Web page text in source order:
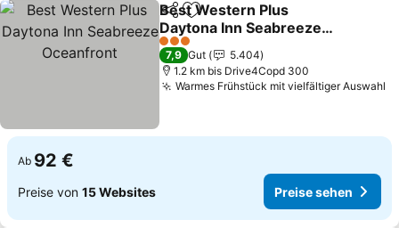
TeilenZu Favoriten hinzufügen
Best Western Plus
Daytona Inn Seabreeze
Oceanfront
3 Sterne
7,9 Gut
5.404
1.2 km bis Drive4Copd 300
Warmes Frühstück mit vielfältiger Auswahl
Ab 92 €
Preise von 15 Websites Preise sehen